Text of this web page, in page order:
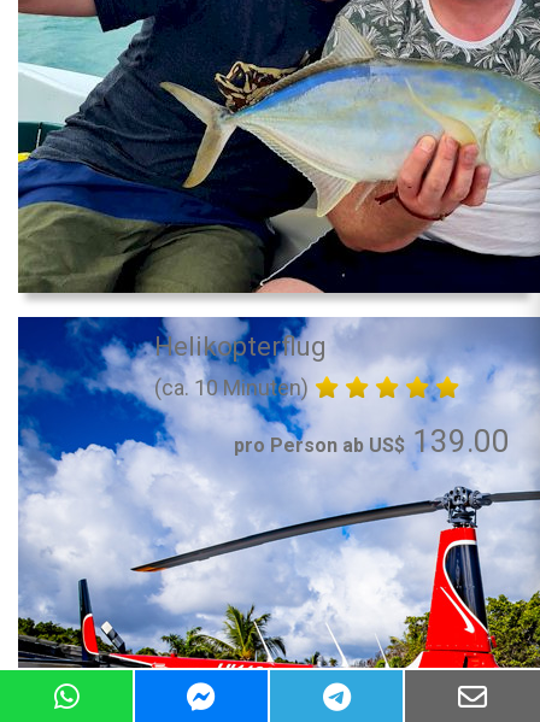
Helikopterflug
(ca. 10 Minuten)
pro Person ab US$ 139.00